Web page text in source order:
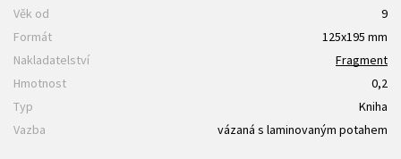
Věk od
9
Formát
125x195 mm
Nakladatelství
Fragment
Hmotnost
0,2
Typ
Kniha
Vazba
vázaná s laminovaným potahem